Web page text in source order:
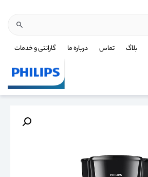
بلاگ تماس درباره ما گارانتی و خدمات